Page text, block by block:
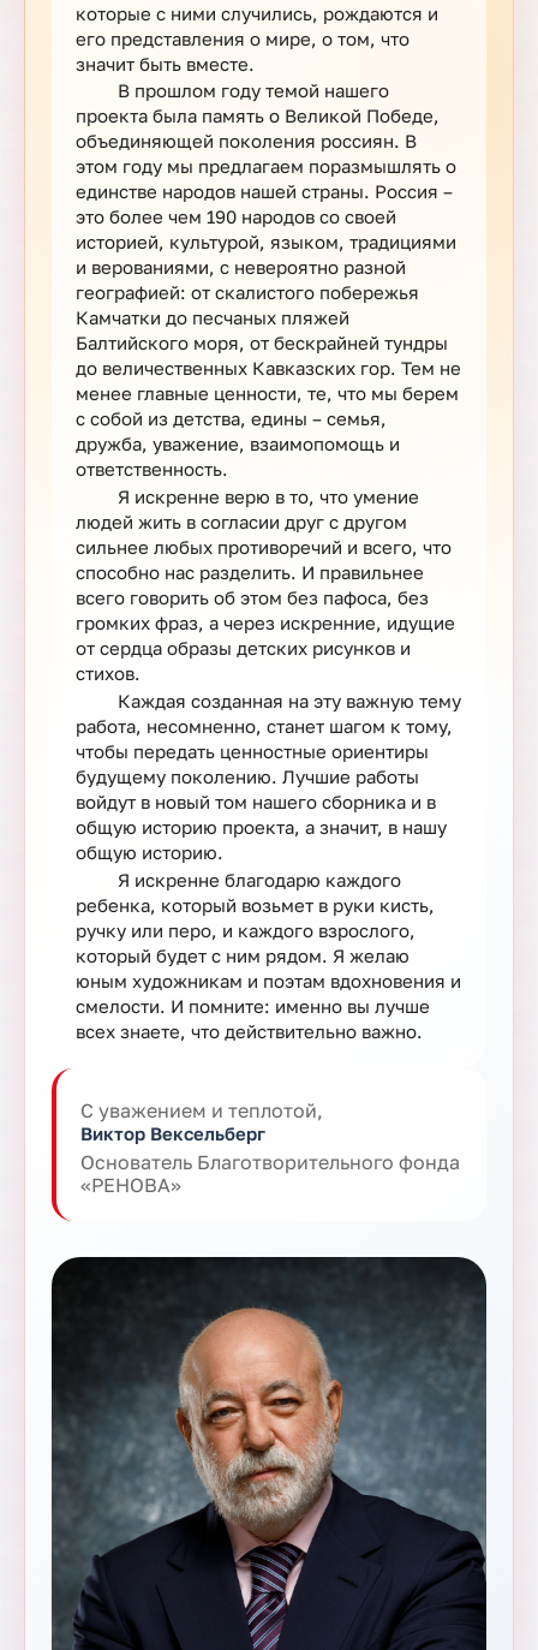
которые с ними случились, рождаются и
его представления о мире, о том, что
значит быть вместе.
В прошлом году темой нашего
проекта была память о Великой Победе,
объединяющей поколения россиян. В
этом году мы предлагаем поразмышлять о
единстве народов нашей страны. Россия –
это более чем 190 народов со своей
историей, культурой, языком, традициями
и верованиями, с невероятно разной
географией: от скалистого побережья
Камчатки до песчаных пляжей
Балтийского моря, от бескрайней тундры
до величественных Кавказских гор. Тем не
менее главные ценности, те, что мы берем
с собой из детства, едины – семья,
дружба, уважение, взаимопомощь и
ответственность.
Я искренне верю в то, что умение
людей жить в согласии друг с другом
сильнее любых противоречий и всего, что
способно нас разделить. И правильнее
всего говорить об этом без пафоса, без
громких фраз, а через искренние, идущие
от сердца образы детских рисунков и
стихов.
Каждая созданная на эту важную тему
работа, несомненно, станет шагом к тому,
чтобы передать ценностные ориентиры
будущему поколению. Лучшие работы
войдут в новый том нашего сборника и в
общую историю проекта, а значит, в нашу
общую историю.
Я искренне благодарю каждого
ребенка, который возьмет в руки кисть,
ручку или перо, и каждого взрослого,
который будет с ним рядом. Я желаю
юным художникам и поэтам вдохновения и
смелости. И помните: именно вы лучше
всех знаете, что действительно важно.
С уважением и теплотой,
Виктор Вексельберг
Основатель Благотворительного фонда
«РЕНОВА»